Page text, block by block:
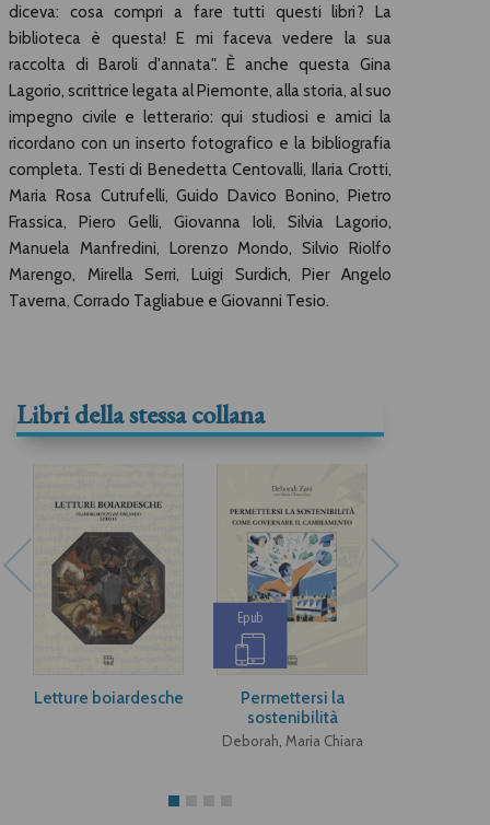
diceva: cosa compri a fare tutti questi libri? La
biblioteca è questa! E mi faceva vedere la sua
raccolta di Baroli d'annata". È anche questa Gina
Lagorio, scrittrice legata al Piemonte, alla storia, al suo
impegno civile e letterario: qui studiosi e amici la
ricordano con un inserto fotografico e la bibliografia
completa. Testi di Benedetta Centovalli, Ilaria Crotti,
Maria Rosa Cutrufelli, Guido Davico Bonino, Pietro
Frassica, Piero Gelli, Giovanna Ioli, Silvia Lagorio,
Manuela Manfredini, Lorenzo Mondo, Silvio Riolfo
Marengo, Mirella Serri, Luigi Surdich, Pier Angelo
Taverna, Corrado Tagliabue e Giovanni Tesio.
Libri della stessa collana
Letture boiardesche
Epub
Permettersi la
sostenibilità
Deborah, Maria Chiara